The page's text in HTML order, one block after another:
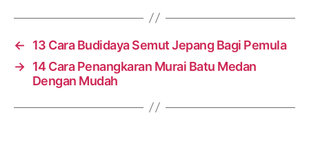
←
13 Cara Budidaya Semut Jepang Bagi Pemula
→ 14 Cara Penangkaran Murai Batu Medan
Dengan Mudah